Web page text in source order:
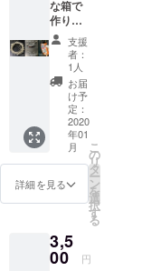
説明し
ます。
な箱で
作りた
い方向
け】 電
子部品
は全部
揃って
いるの
で、お
好きな
箱にお
子様と
一緒に
工作を
楽しん
さい！
支援
者：
1人
お届
け予
定：
2020
年01
月
詳細を見る
こ
の
リ
タ
ー
ン
を
選
択
す
る
3,5
00 円